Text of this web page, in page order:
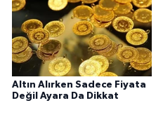
Altın Alırken Sadece Fiyata
Değil Ayara Da Dikkat